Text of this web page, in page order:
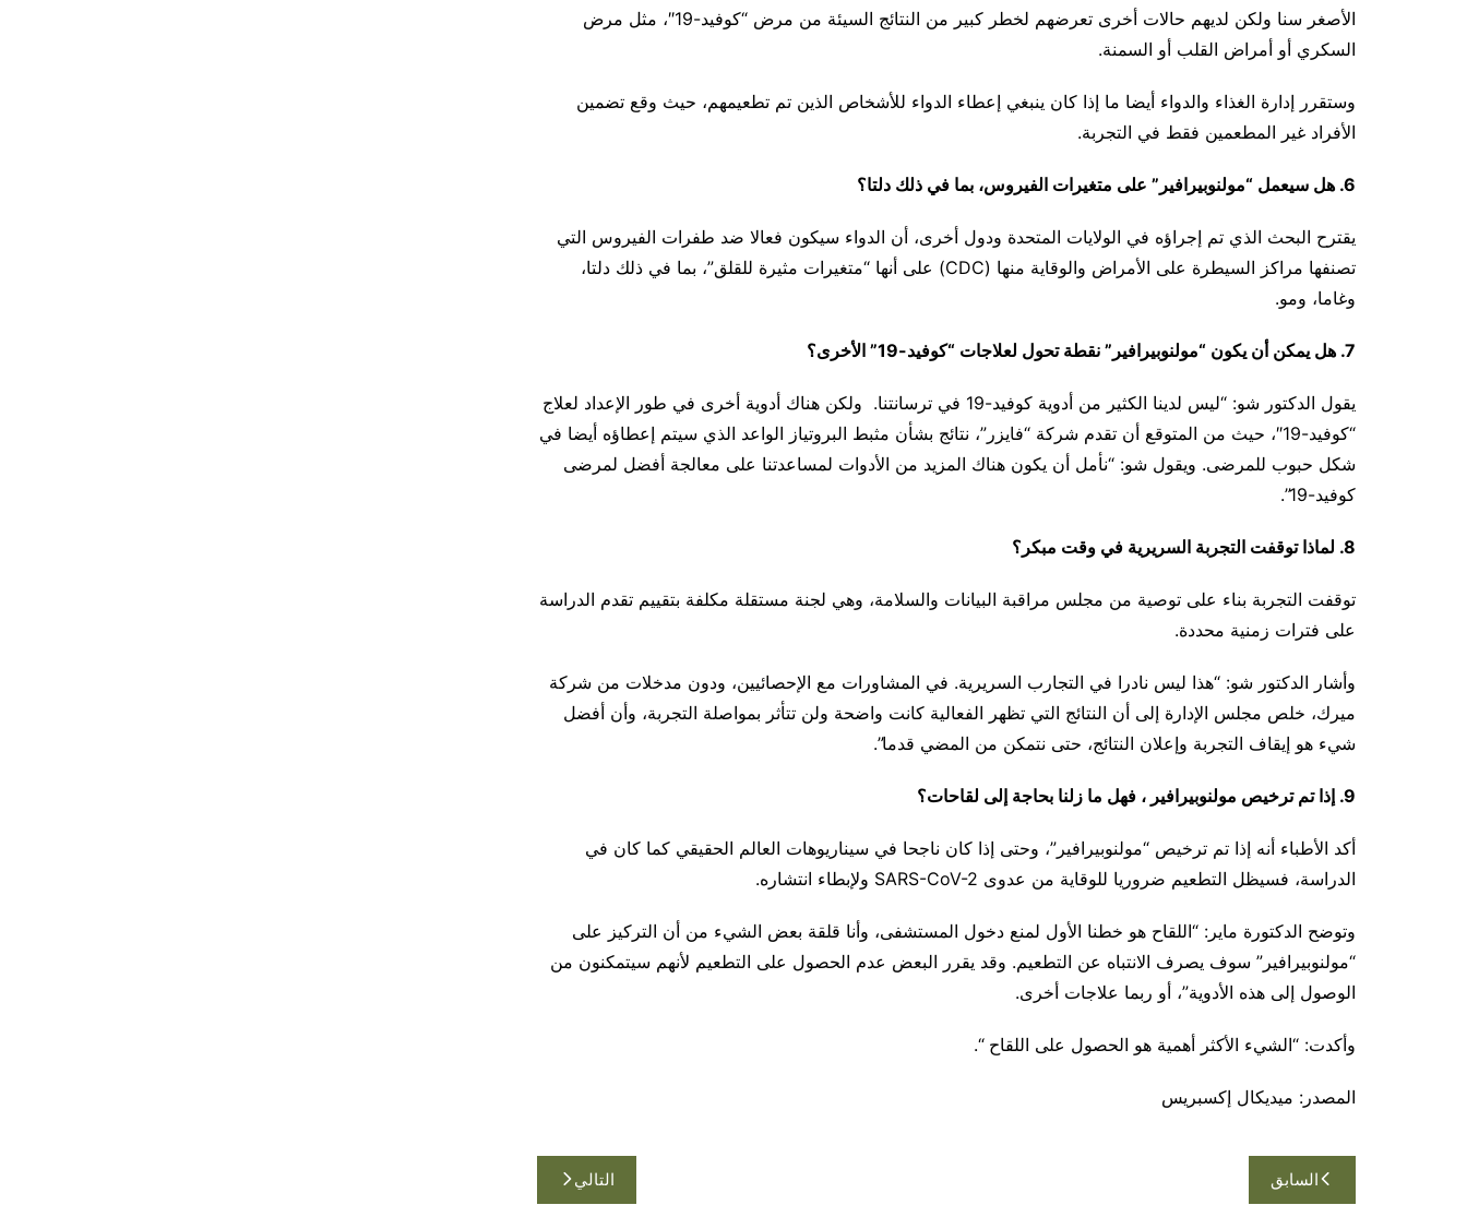
الأصغر سنا ولكن لديهم حالات أخرى تعرضهم لخطر كبير من النتائج السيئة من مرض “كوفيد-19″، مثل مرض
السكري أو أمراض القلب أو السمنة.
وستقرر إدارة الغذاء والدواء أيضا ما إذا كان ينبغي إعطاء الدواء للأشخاص الذين تم تطعيمهم، حيث وقع تضمين
الأفراد غير المطعمين فقط في التجربة.
6. هل سيعمل “مولنوبيرافير” على متغيرات الفيروس، بما في ذلك دلتا؟
يقترح البحث الذي تم إجراؤه في الولايات المتحدة ودول أخرى، أن الدواء سيكون فعالا ضد طفرات الفيروس التي
تصنفها مراكز السيطرة على الأمراض والوقاية منها (CDC) على أنها “متغيرات مثيرة للقلق”، بما في ذلك دلتا،
وغاما، ومو.
7. هل يمكن أن يكون “مولنوبيرافير” نقطة تحول لعلاجات “كوفيد-19” الأخرى؟
يقول الدكتور شو: “ليس لدينا الكثير من أدوية كوفيد-19 في ترسانتنا. ولكن هناك أدوية أخرى في طور الإعداد لعلاج
“كوفيد-19″، حيث من المتوقع أن تقدم شركة “فايزر”، نتائج بشأن مثبط البروتياز الواعد الذي سيتم إعطاؤه أيضا في
شكل حبوب للمرضى. ويقول شو: “نأمل أن يكون هناك المزيد من الأدوات لمساعدتنا على معالجة أفضل لمرضى
كوفيد-19”.
8. لماذا توقفت التجربة السريرية في وقت مبكر؟
توقفت التجربة بناء على توصية من مجلس مراقبة البيانات والسلامة، وهي لجنة مستقلة مكلفة بتقييم تقدم الدراسة
على فترات زمنية محددة.
وأشار الدكتور شو: “هذا ليس نادرا في التجارب السريرية. في المشاورات مع الإحصائيين، ودون مدخلات من شركة
ميرك، خلص مجلس الإدارة إلى أن النتائج التي تظهر الفعالية كانت واضحة ولن تتأثر بمواصلة التجربة، وأن أفضل
شيء هو إيقاف التجربة وإعلان النتائج، حتى نتمكن من المضي قدما”.
9. إذا تم ترخيص مولنوبيرافير ، فهل ما زلنا بحاجة إلى لقاحات؟
أكد الأطباء أنه إذا تم ترخيص “مولنوبيرافير”، وحتى إذا كان ناجحا في سيناريوهات العالم الحقيقي كما كان في
الدراسة، فسيظل التطعيم ضروريا للوقاية من عدوى SARS-CoV-2 ولإبطاء انتشاره.
وتوضح الدكتورة ماير: “اللقاح هو خطنا الأول لمنع دخول المستشفى، وأنا قلقة بعض الشيء من أن التركيز على
“مولنوبيرافير” سوف يصرف الانتباه عن التطعيم. وقد يقرر البعض عدم الحصول على التطعيم لأنهم سيتمكنون من
الوصول إلى هذه الأدوية”، أو ربما علاجات أخرى.
وأكدت: “الشيء الأكثر أهمية هو الحصول على اللقاح “.
المصدر: ميديكال إكسبريس
تصفّح
السابق التالي